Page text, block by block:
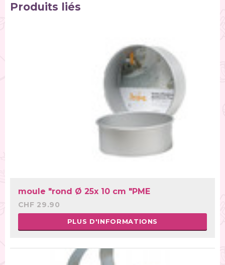
Produits liés
moule "rond Ø 25x 10 cm "PME
CHF 29.90
PLUS D'INFORMATIONS